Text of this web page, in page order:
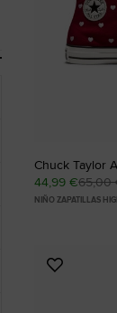
Chuck Taylor
44,99 €65,00
NIÑO ZAPATILLAS
Añadir